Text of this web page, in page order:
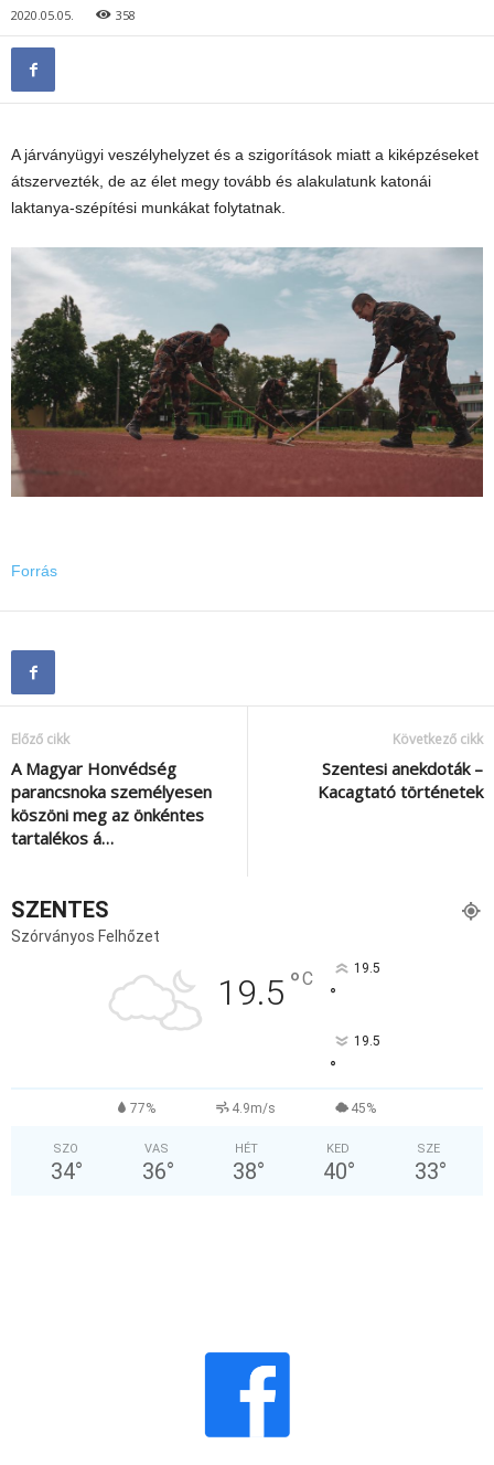
2020.05.05. 358
A járványügyi veszélyhelyzet és a szigorítások miatt a kiképzéseket
átszervezték, de az élet megy tovább és alakulatunk katonái
laktanya-szépítési munkákat folytatnak.
Forrás
Előző cikk
A Magyar Honvédség
parancsnoka személyesen
köszöni meg az önkéntes
tartalékos á…
Következő cikk
Szentesi anekdoták –
Kacagtató történetek
SZENTES
Szórványos Felhőzet
19.5 °C 19.5
°
19.5
°
77% 4.9m/s 45%
SZO
34°
VAS
36°
HÉT
38°
KED
40°
SZE
33°